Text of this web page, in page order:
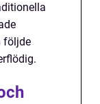
följde